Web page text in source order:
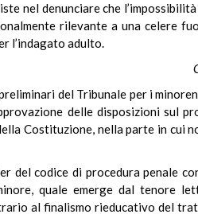
nel denunciare che
rilevante a una celere
l’indagato adulto.
del Tribunale per i
delle disposizioni sul
Costituzione, nella parte in cui
del codice di procedura penale
quale emerge dal tenore
al finalismo rieducativo del